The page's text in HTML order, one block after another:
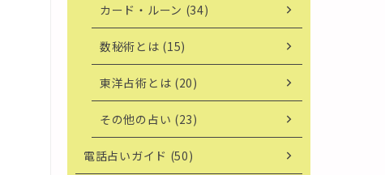
カード・ルーン (34)
数秘術とは (15)
東洋占術とは (20)
その他の占い (23)
電話占いガイド (50)